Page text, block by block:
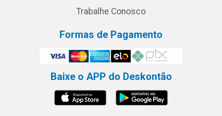
Trabalhe Conosco
Formas de Pagamento
Baixe o APP do Deskontão